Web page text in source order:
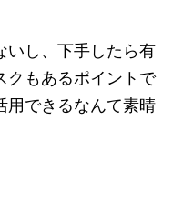
いし、下手したら有
クもあるポイントで
用できるなんて素晴